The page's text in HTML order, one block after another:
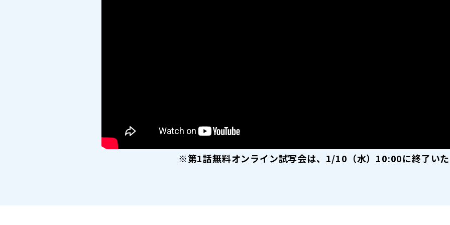
※第1話無料オンライン試写会は、1/10（水）10:00に終了いた